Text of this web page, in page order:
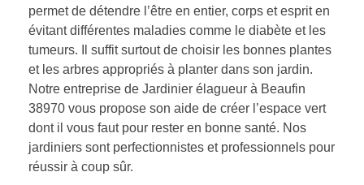
permet de détendre l’être en entier, corps et esprit en
évitant différentes maladies comme le diabète et les
tumeurs. Il suffit surtout de choisir les bonnes plantes
et les arbres appropriés à planter dans son jardin.
Notre entreprise de Jardinier élagueur à Beaufin
38970 vous propose son aide de créer l’espace vert
dont il vous faut pour rester en bonne santé. Nos
jardiniers sont perfectionnistes et professionnels pour
réussir à coup sûr.